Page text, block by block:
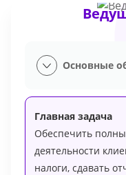
Основные
Главная задача
Обеспечить
деятельности
налоги, сдавать